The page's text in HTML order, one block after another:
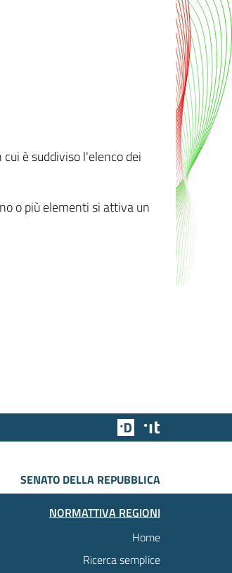
è suddiviso l'elenco dei
o più elementi si attiva un
Team Digitale
SENATO DELLA REPUBBLICA
NORMATTIVA REGIONI
Home
Ricerca semplice